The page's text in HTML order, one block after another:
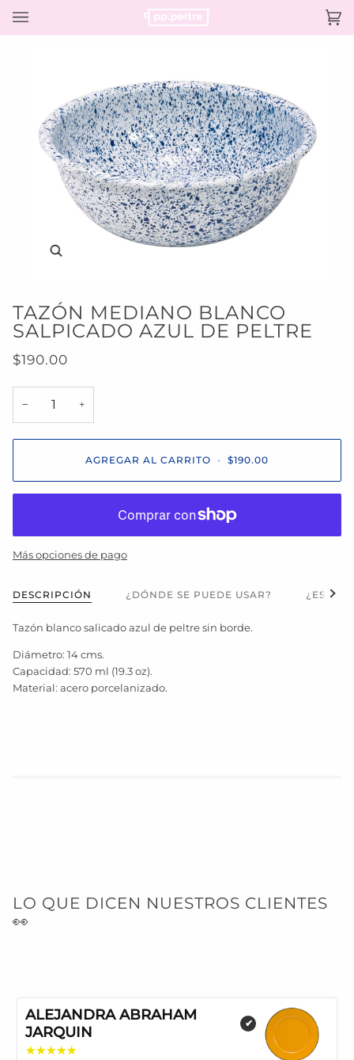
directamente
TAZÓN MEDIANO BLANCO
SALPICADO AZUL DE PELTRE
$190.00
− +
AGREGAR AL CARRITO • $190.00
Más opciones de pago
DESCRIPCIÓN ¿DÓNDE SE PUEDE USAR? ¿ESVer
Tazón blanco salicado azul de peltre sin borde.
Diámetro: 14 cms.
Capacidad: 570 ml (19.3 oz).
Material: acero porcelanizado.
LO QUE DICEN NUESTROS CLIENTES
👀
ALEJANDRA ABRAHAM
JARQUIN
✔